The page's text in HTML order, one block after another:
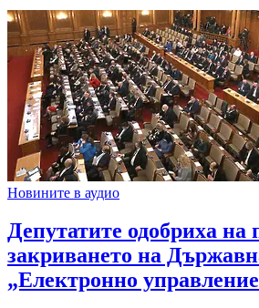
Новините в аудио
Депутатите одобриха на
закриването на
„Електронно